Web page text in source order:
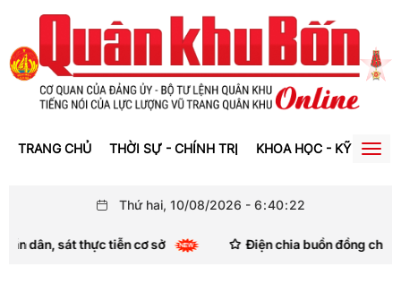
TRANG CHỦ THỜI SỰ - CHÍNH TRỊ KHOA HỌC - KỸ THUẬT
Thứ hai, 10/08/2026 - 6:40:24
tiễn cơ sở Điện chia buồn đồng chí Xaysomphone